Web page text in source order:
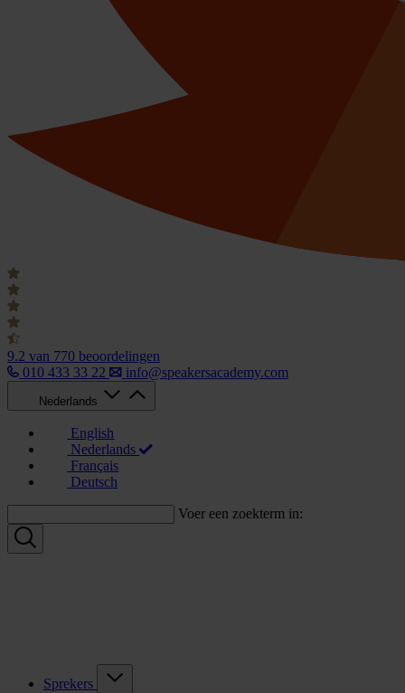
9.2 van 770 beoordelingen
010 433 33 22
info@speakersacademy.com
Nederlands
English
Nederlands
Français
Deutsch
Voer een zoekterm in:
Sprekers